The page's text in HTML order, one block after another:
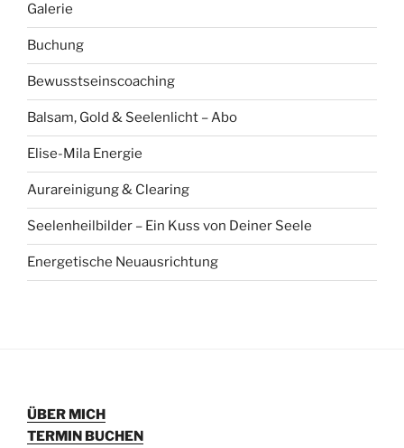
Galerie
Buchung
Bewusstseinscoaching
Balsam, Gold & Seelenlicht – Abo
Elise-Mila Energie
Aurareinigung & Clearing
Seelenheilbilder – Ein Kuss von Deiner Seele
Energetische Neuausrichtung
ÜBER MICH
TERMIN BUCHEN